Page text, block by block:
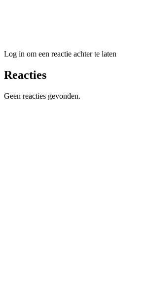
Log in om een reactie achter te laten
Reacties
Geen reacties gevonden.